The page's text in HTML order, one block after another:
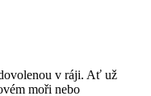
v ráji. Ať už
⁤moři nebo